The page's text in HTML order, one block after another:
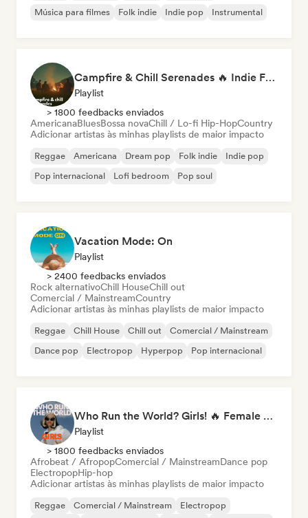
Música para filmes
Folk indie Indie pop Instrumental
Campfire & Chill Serenades 🔥 Indie Folk, Acoustic & Singer-Songwriter
Playlist
> 1800 feedbacks enviados
AmericanaBluesBossa novaChill / Lo-fi Hip-HopCountry
Adicionar artistas às minhas playlists de maior impacto
Reggae Americana Dream pop Folk indie
Indie pop
Pop internacional
Lofi bedroom Pop soul
Vacation Mode: On
Playlist
> 2400 feedbacks enviados
Rock alternativoChill HouseChill out
Comercial / MainstreamCountry
Adicionar artistas às minhas playlists de maior impacto
Reggae Chill House Chill out
Comercial / Mainstream
Dance pop
Electropop Hyperpop Pop internacional
Who Run the World? Girls! 🔥 Female Empowerment Pop & Girl-Power Anthems
Playlist
> 1800 feedbacks enviados
Afrobeat / AfropopComercial / MainstreamDance pop
ElectropopHip-hop
Adicionar artistas às minhas playlists de maior impacto
Reggae Comercial / Mainstream
Electropop